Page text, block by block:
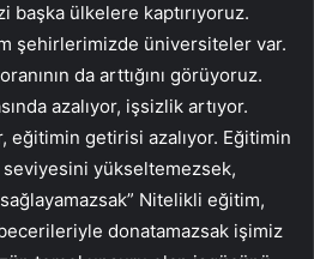
başka ülkelere kaptırıyoruz.
şehirlerimizde üniversiteler var.
da arttığını görüyoruz.
azalıyor, işsizlik artıyor.
eğitimin getirisi azalıyor. Eğitimin
yükseltemezsek,
Nitelikli eğitim,
donatamazsak işimiz